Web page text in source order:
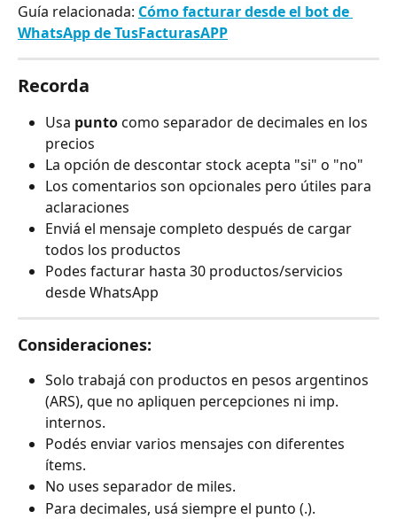
Guía relacionada: Cómo facturar desde el bot de
WhatsApp de TusFacturasAPP
Recorda
Usa punto como separador de decimales en los
precios
La opción de descontar stock acepta "si" o "no"
Los comentarios son opcionales pero útiles para
aclaraciones
Enviá el mensaje completo después de cargar
todos los productos
Podes facturar hasta 30 productos/servicios
desde WhatsApp
Consideraciones:
Solo trabajá con productos en pesos argentinos
(ARS), que no apliquen percepciones ni imp.
internos.
Podés enviar varios mensajes con diferentes
ítems.
No uses separador de miles.
Para decimales, usá siempre el punto (.).